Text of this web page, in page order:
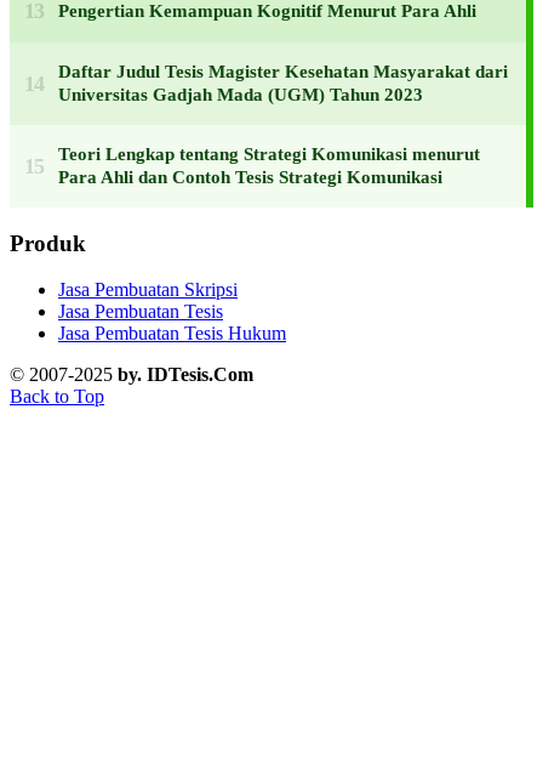
Pengertian Kemampuan Kognitif Menurut Para Ahli
Daftar Judul Tesis Magister Kesehatan Masyarakat dari
Universitas Gadjah Mada (UGM) Tahun 2023
Teori Lengkap tentang Strategi Komunikasi menurut
Para Ahli dan Contoh Tesis Strategi Komunikasi
Produk
Jasa Pembuatan Skripsi
Jasa Pembuatan Tesis
Jasa Pembuatan Tesis Hukum
© 2007-2025 by. IDTesis.Com
Back to Top